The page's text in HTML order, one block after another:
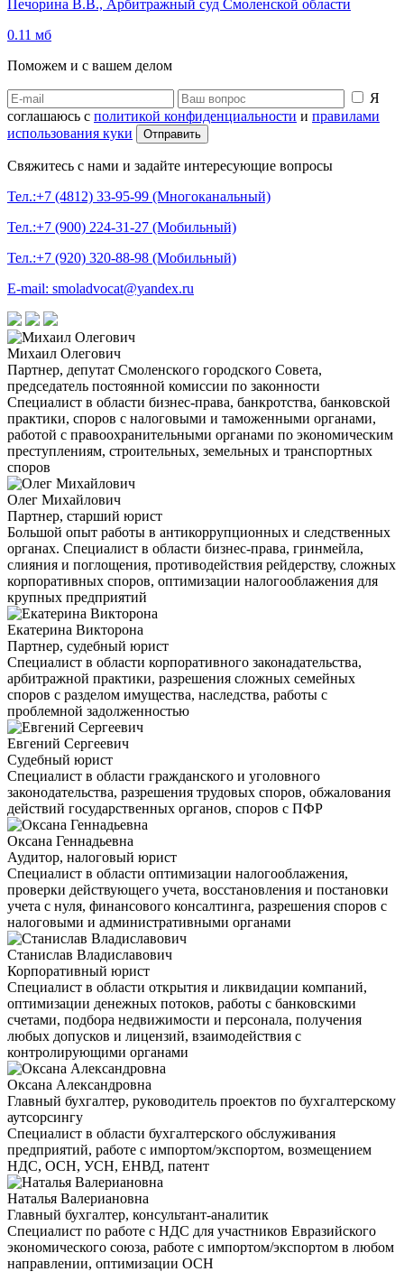
Печорина В.В., Арбитражный суд Смоленской области
0.11 мб
Поможем и с вашем делом
Я
соглашаюсь с политикой конфиденциальности и правилами
использования куки
Свяжитесь с нами и задайте интересующие вопросы
Тел.:+7 (4812) 33-95-99 (Многоканальный)
Тел.:+7 (900) 224-31-27 (Мобильный)
Тел.:+7 (920) 320-88-98 (Мобильный)
E-mail: smoladvocat@yandex.ru
Михаил Олегович
Партнер, депутат Смоленского городского Совета,
председатель постоянной комиссии по законности
Специалист в области бизнес-права, банкротства, банковской
практики, споров с налоговыми и таможенными органами,
работой с правоохранительными органами по экономическим
преступлениям, строительных, земельных и транспортных
споров
Олег Михайлович
Партнер, старший юрист
Большой опыт работы в антикоррупционных и следственных
органах. Специалист в области бизнес-права, гринмейла,
слияния и поглощения, противодействия рейдерству, сложных
корпоративных споров, оптимизации налогооблажения для
крупных предприятий
Екатерина Викторона
Партнер, судебный юрист
Специалист в области корпоративного законадательства,
арбитражной практики, разрешения сложных семейных
споров с разделом имущества, наследства, работы с
проблемной задолженностью
Евгений Сергеевич
Судебный юрист
Специалист в области гражданского и уголовного
законодательства, разрешения трудовых споров, обжалования
действий государственных органов, споров с ПФР
Оксана Геннадьевна
Аудитор, налоговый юрист
Специалист в области оптимизации налогооблажения,
проверки действующего учета, восстановления и постановки
учета с нуля, финансового консалтинга, разрешения споров с
налоговыми и административными органами
Станислав Владиславович
Корпоративный юрист
Специалист в области открытия и ликвидации компаний,
оптимизации денежных потоков, работы с банковскими
счетами, подбора недвижимости и персонала, получения
любых допусков и лицензий, взаимодействия с
контролирующими органами
Оксана Александровна
Главный бухгалтер, руководитель проектов по бухгалтерскому
аутсорсингу
Специалист в области бухгалтерского обслуживания
предприятий, работе с импортом/экспортом, возмещением
НДС, ОСН, УСН, ЕНВД, патент
Наталья Валериановна
Главный бухгалтер, консультант-аналитик
Специалист по работе с НДС для участников Евразийского
экономического союза, работе с импортом/экспортом в любом
направлении, оптимизации ОСН